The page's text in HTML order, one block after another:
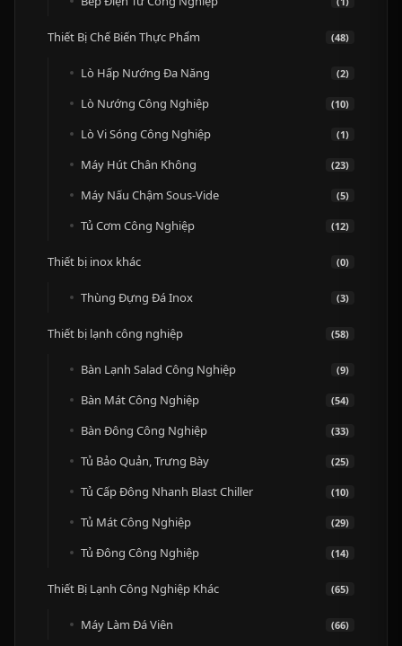
Thiết Bị Chế Biến Thực Phẩm (48)
Lò Hấp Nướng Đa Năng (2)
Lò Nướng Công Nghiệp (10)
Lò Vi Sóng Công Nghiệp (1)
Máy Hút Chân Không (23)
Máy Nấu Chậm Sous-Vide (5)
Tủ Cơm Công Nghiệp (12)
Thiết bị inox khác (0)
Thùng Đựng Đá Inox (3)
Thiết bị lạnh công nghiệp (58)
Bàn Lạnh Salad Công Nghiệp (9)
Bàn Mát Công Nghiệp (54)
Bàn Đông Công Nghiệp (33)
Tủ Bảo Quản, Trưng Bày (25)
Tủ Cấp Đông Nhanh Blast Chiller (10)
Tủ Mát Công Nghiệp (29)
Tủ Đông Công Nghiệp (14)
Thiết Bị Lạnh Công Nghiệp Khác (65)
Máy Làm Đá Viên (66)